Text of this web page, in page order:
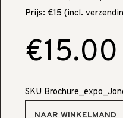
Prijs: €15 (incl.
€15.00
SKU